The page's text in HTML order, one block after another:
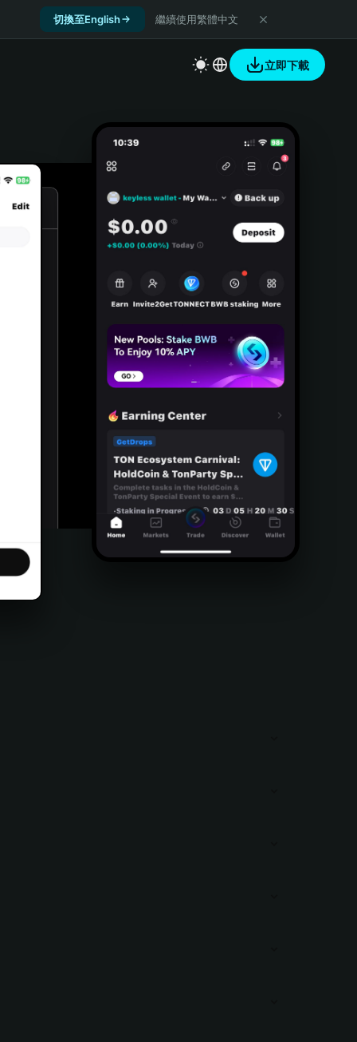
切換至English 繼續使用繁體中文
立即下載